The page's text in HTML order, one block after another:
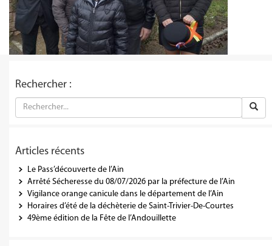
Rechercher :
Articles récents
Le Pass’découverte de l’Ain
Arrêté Sécheresse du 08/07/2026 par la préfecture de l’Ain
Vigilance orange canicule dans le département de l’Ain
Horaires d’été de la déchèterie de Saint-Trivier-De-Courtes
49ème édition de la Fête de l’Andouillette